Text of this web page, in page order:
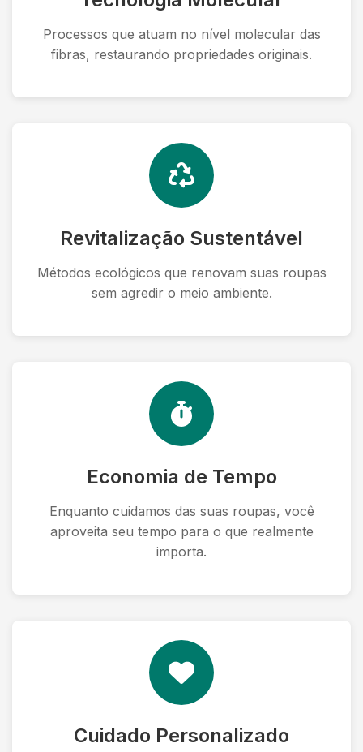
Processos que atuam no nível molecular das
fibras, restaurando propriedades originais.
Revitalização Sustentável
Métodos ecológicos que renovam suas roupas
sem agredir o meio ambiente.
Economia de Tempo
Enquanto cuidamos das suas roupas, você
aproveita seu tempo para o que realmente
importa.
Cuidado Personalizado